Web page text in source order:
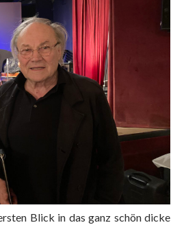
Blick in das ganz schön dicke